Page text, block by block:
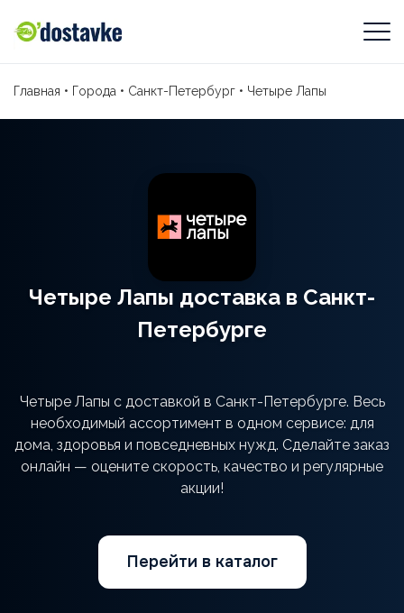
Главная • Города • Санкт-Петербург • Четыре Лапы
Четыре Лапы доставка в Санкт-
Петербурге
Четыре Лапы с доставкой в Санкт-Петербурге. Весь
необходимый ассортимент в одном сервисе: для
дома, здоровья и повседневных нужд. Сделайте заказ
онлайн — оцените скорость, качество и регулярные
акции!
Перейти в каталог